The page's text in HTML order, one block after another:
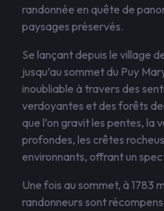
randonnée en quête de
paysages préservés.
Se lançant depuis le village
jusqu’au sommet du Puy
inoubliable à travers des
verdoyantes et des forêts
que l’on gravit les pentes, la
profondes, les crêtes
environnants, offrant un
Une fois au sommet, à 1783
randonneurs sont